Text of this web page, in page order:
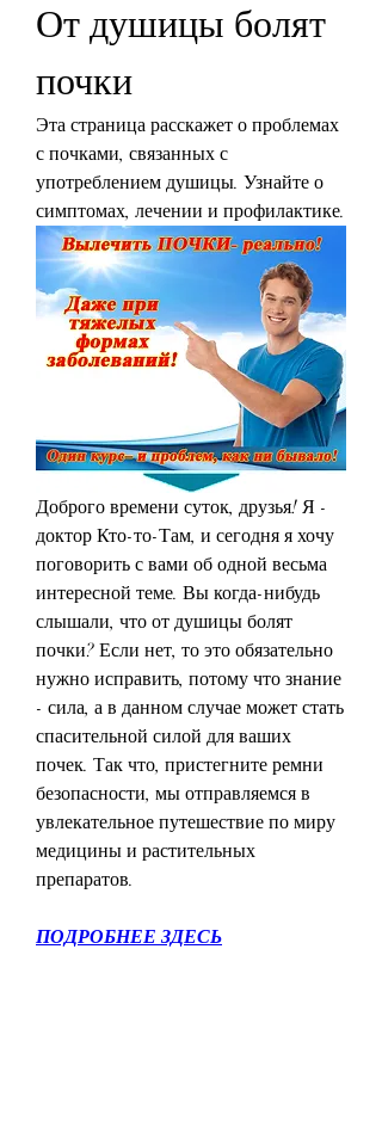
От душицы болят
почки
Эта страница расскажет о проблемах
с почками, связанных с
употреблением душицы. Узнайте о
симптомах, лечении и профилактике.
Доброго времени суток, друзья! Я -
доктор Кто-то-Там, и сегодня я хочу
поговорить с вами об одной весьма
интересной теме. Вы когда-нибудь
слышали, что от душицы болят
почки? Если нет, то это обязательно
нужно исправить, потому что знание
- сила, а в данном случае может стать
спасительной силой для ваших
почек. Так что, пристегните ремни
безопасности, мы отправляемся в
увлекательное путешествие по миру
медицины и растительных
препаратов.
ПОДРОБНЕЕ ЗДЕСЬ